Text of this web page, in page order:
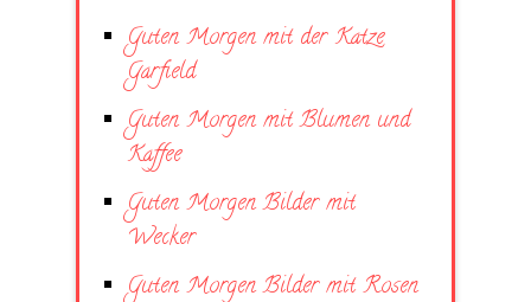
Guten Morgen mit der Katze
Garfield
Guten Morgen mit Blumen und
Kaffee
Guten Morgen Bilder mit
Wecker
Guten Morgen Bilder mit Rosen